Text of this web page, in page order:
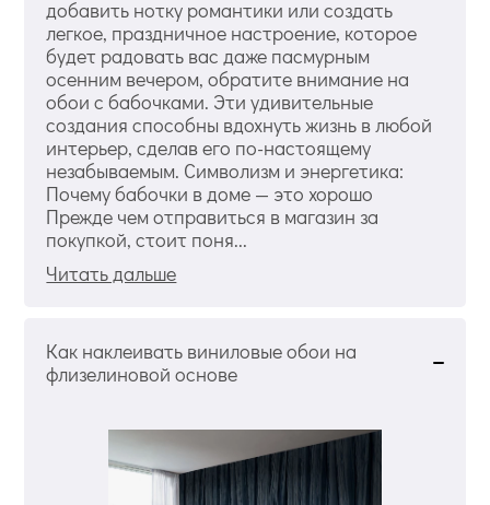
добавить нотку романтики или создать
легкое, праздничное настроение, которое
будет радовать вас даже пасмурным
осенним вечером, обратите внимание на
обои с бабочками. Эти удивительные
создания способны вдохнуть жизнь в любой
интерьер, сделав его по-настоящему
незабываемым. Символизм и энергетика:
Почему бабочки в доме — это хорошо
Прежде чем отправиться в магазин за
покупкой, стоит поня...
Читать дальше
Как наклеивать виниловые обои на
флизелиновой основе